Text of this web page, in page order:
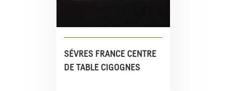
SÉVRES FRANCE CENTRE
DE TABLE CIGOGNES